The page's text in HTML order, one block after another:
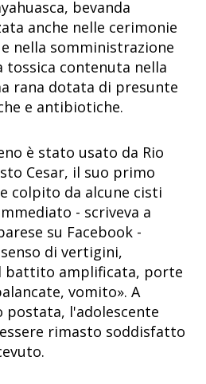
bevanda
anche nelle cerimonie
nella somministrazione
tossica contenuta nella
rana dotata di presunte
e antibiotiche.
è stato usato da Rio
Cesar, il suo primo
colpito da alcune cisti
- scriveva a
su Facebook -
di vertigini,
battito amplificata, porte
vomito». A
postata, l'adolescente
rimasto soddisfatto